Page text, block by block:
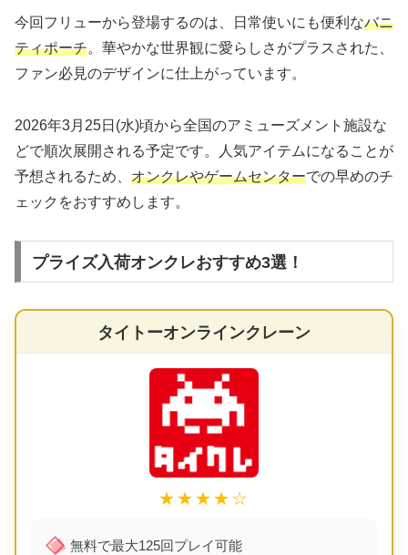
今回フリューから登場するのは、日常使いにも便利なバニ
ティポーチ。華やかな世界観に愛らしさがプラスされた、
ファン必見のデザインに仕上がっています。
2026年3月25日(水)頃から全国のアミューズメント施設な
どで順次展開される予定です。人気アイテムになることが
予想されるため、 オンクレやゲームセンターでの早めのチ
ェックをおすすめします。
プライズ入荷オンクレおすすめ3選！
タイトーオンラインクレーン
★★★★☆
無料で最大125回プレイ可能